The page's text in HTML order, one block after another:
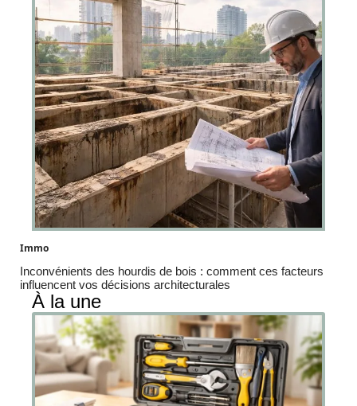
Immo
Inconvénients des hourdis de bois : comment ces facteurs
influencent vos décisions architecturales
À la une